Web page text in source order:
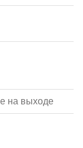
на выходе